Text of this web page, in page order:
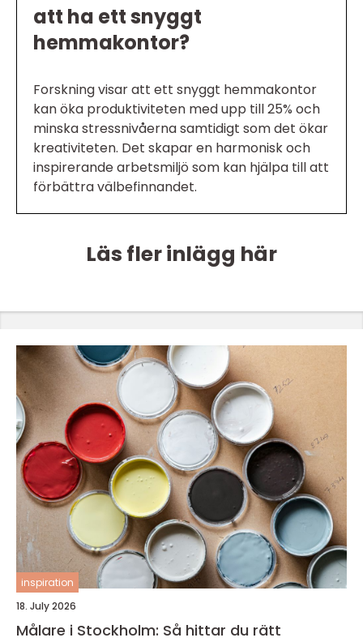
att ha ett snyggt
hemmakontor?
Forskning visar att ett snyggt hemmakontor
kan öka produktiviteten med upp till 25% och
minska stressnivåerna samtidigt som det ökar
kreativiteten. Det skapar en harmonisk och
inspirerande arbetsmiljö som kan hjälpa till att
förbättra välbefinnandet.
Läs fler inlägg här
inspiration
18. July 2026
Målare i Stockholm: Så hittar du rätt